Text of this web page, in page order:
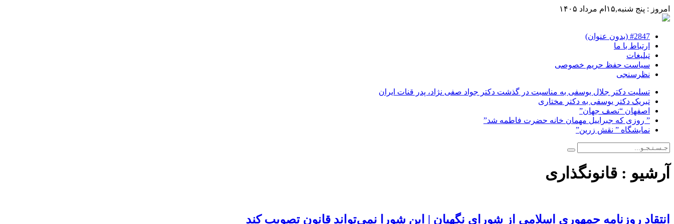
امروز : پنج شنبه,۱۵ام مرداد ۱۴۰۵
#2847 (بدون عنوان)
ارتباط با ما
تبلیغات
سیاست حفظ حریم خصوصی
نظرسنجی
تسلیت دکتر جلال یوسفی به مناسبت در گذشت دکتر جواد صفی نژاد، پدر قنات ایران
تبریک دکتر یوسفی به دکتر مختاری
اصفهان “نصف جهان”
” روزی که جبراییل مهمان خانه حضرت فاطمه شد”
نمایشگاه ” نقش زرین”
آرشیو : قانونگذاری
انتقاد روزنامه جمهوری اسلامی از شورای نگهبان | این شورا نمی‌تواند قانون تصویب کند